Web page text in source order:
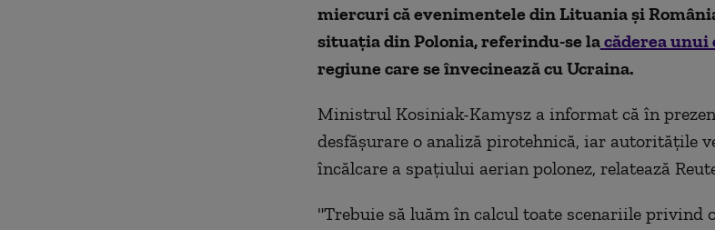
miercuri că evenimentele din Lituania şi
situaţia din Polonia, referindu-se lacăderea unui
regiune care se învecinează cu Ucraina.
Ministrul Kosiniak-Kamysz a informat că în
desfăşurare o analiză pirotehnică, iar autorităţile
încălcare a spaţiului aerian polonez, relatează
"Trebuie să luăm în calcul toate scenariile privind